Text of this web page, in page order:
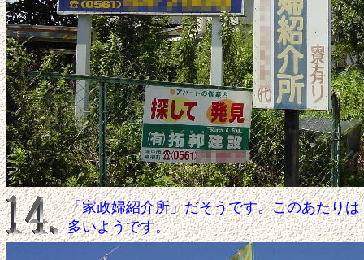
「家政婦紹介所」だそうです。このあたり
多いようです。